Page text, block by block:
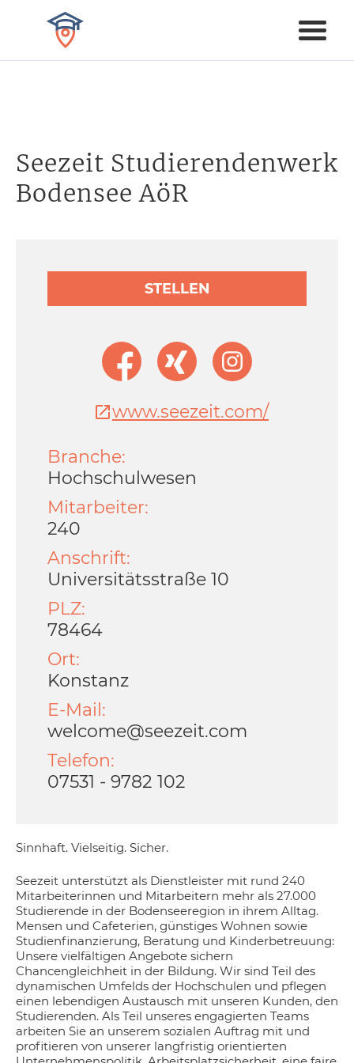
Seezeit Studierendenwerk
Bodensee AöR
Sinnhaft. Vielseitig. Sicher.
Seezeit unterstützt als Dienstleister mit rund 240
Mitarbeiterinnen und Mitarbeitern mehr als 27.000
Studierende in der Bodenseeregion in ihrem Alltag.
Mensen und Cafeterien, günstiges Wohnen sowie
Studienfinanzierung, Beratung und Kinderbetreuung:
Unsere vielfältigen Angebote sichern
Chancengleichheit in der Bildung. Wir sind Teil des
dynamischen Umfelds der Hochschulen und pflegen
einen lebendigen Austausch mit unseren Kunden, den
Studierenden. Als Teil unseres engagierten Teams
arbeiten Sie an unserem sozialen Auftrag mit und
profitieren von unserer langfristig orientierten
STELLEN
www.seezeit.com/
Branche:
Hochschulwesen
Mitarbeiter:
240
Anschrift:
Universitätsstraße 10
PLZ:
78464
Ort:
Konstanz
E-Mail:
welcome@seezeit.com
Telefon:
07531 - 9782 102